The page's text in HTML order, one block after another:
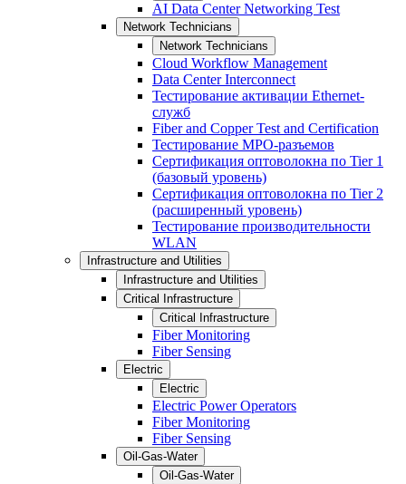
AI Data Center Networking Test
Network Technicians
Network Technicians
Cloud Workflow Management
Data Center Interconnect
Тестирование активации Ethernet-
служб
Fiber and Copper Test and Certification
Тестирование МРО-разъемов
Сертификация оптоволокна по Tier 1
(базовый уровень)
Сертификация оптоволокна по Tier 2
(расширенный уровень)
Тестирование производительности
WLAN
Infrastructure and Utilities
Infrastructure and Utilities
Critical Infrastructure
Critical Infrastructure
Fiber Monitoring
Fiber Sensing
Electric
Electric
Electric Power Operators
Fiber Monitoring
Fiber Sensing
Oil-Gas-Water
Oil-Gas-Water